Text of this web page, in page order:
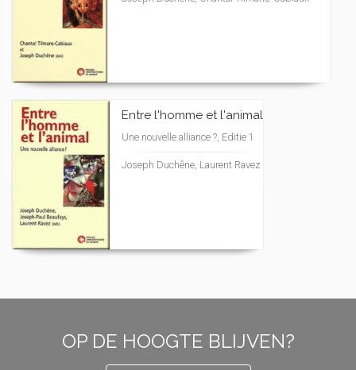
Entre l'homme et l'animal
Une nouvelle alliance ?, Editie 1
Joseph Duchêne, Laurent Ravez
OP DE HOOGTE BLIJVEN?